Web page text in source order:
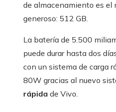
de almacenamiento es el
generoso: 512 GB.
La batería de 5.500
puede durar hasta dos
con un sistema de carga
80W gracias al nuevo
rápida de Vivo.